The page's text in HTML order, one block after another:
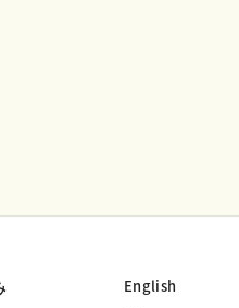
English